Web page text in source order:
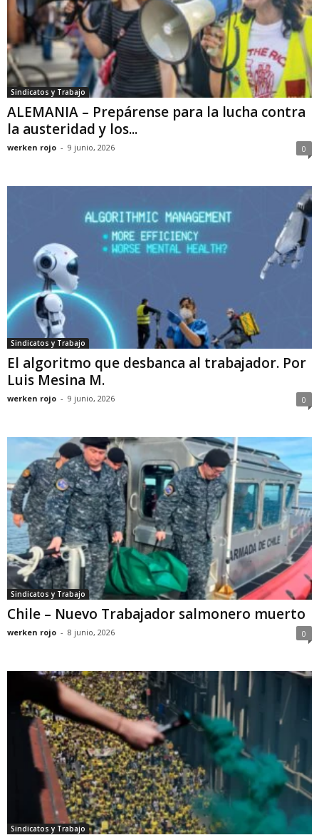
Sindicatos y Trabajo
ALEMANIA – Prepárense para la lucha contra
la austeridad y los...
werken rojo - 9 junio, 2026 0
Sindicatos y Trabajo
El algoritmo que desbanca al trabajador. Por
Luis Mesina M.
werken rojo - 9 junio, 2026 0
Sindicatos y Trabajo
Chile – Nuevo Trabajador salmonero muerto
werken rojo - 8 junio, 2026 0
Sindicatos y Trabajo